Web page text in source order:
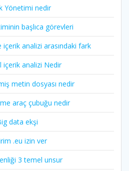
Yönetimi nedir
başlıca görevleri
analizi arasındaki fark
içerik analizi Nedir
metin dosyası nedir
araç çubuğu nedir
data ekşi
.eu izin ver
3 temel unsur